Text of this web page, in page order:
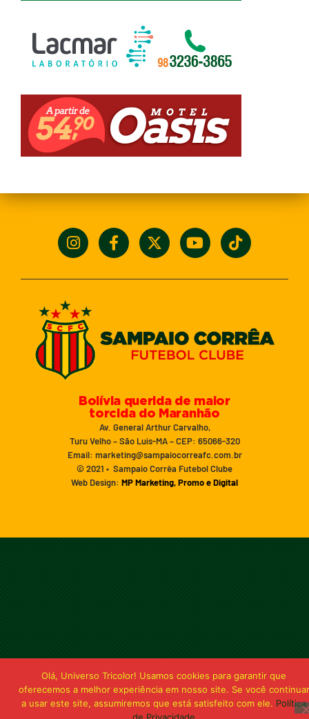
Bolívia querida de maior
torcida do Maranhão
Av. General Arthur Carvalho,
Turu Velho – São Luís-MA – CEP: 65066-320
Email: marketing@sampaiocorreafc.com.br
© 2021 • Sampaio Corrêa Futebol Clube
Web Design: MP Marketing, Promo e Digital
Olá, Universo Tricolor! Usamos cookies para garantir que
oferecemos a melhor experiência em nosso site. Se você continuar
a usar este site, assumiremos que está satisfeito com ele. Política